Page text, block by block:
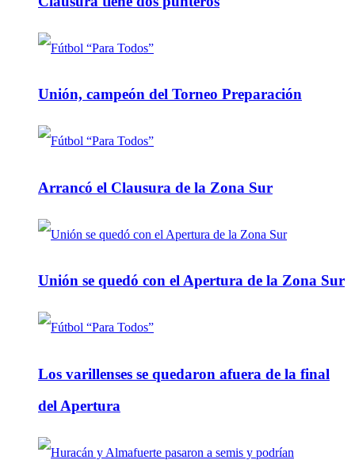
Unión, campeón del Torneo Preparación
Arrancó el Clausura de la Zona Sur
Unión se quedó con el Apertura de la Zona Sur
Los varillenses se quedaron afuera de la final
del Apertura